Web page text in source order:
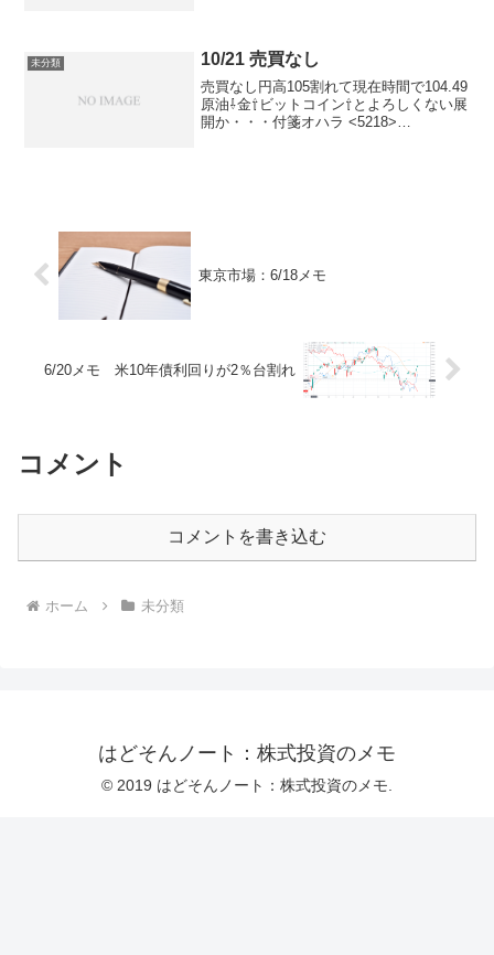
未分類 10/21 売買なし
売買なし円高105割れて現在時間で104.49
原油⇩金⇧ビットコイン⇧とよろしくない展
開か・・・付箋オハラ <5218>
東京市場：6/18メモ
6/20メモ 米10年債利回りが2％台割れ
コメント
コメントを書き込む
ホーム 未分類
はどそんノート：株式投資のメモ
© 2019 はどそんノート：株式投資のメモ.